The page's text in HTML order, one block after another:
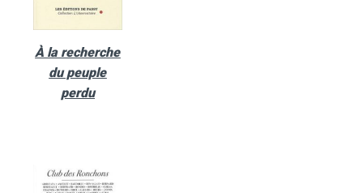
À la recherche
du peuple
perdu